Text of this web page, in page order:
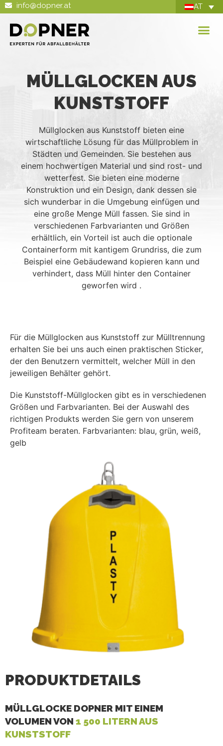
info@dopner.at AT
MÜLLGLOCKEN AUS
KUNSTSTOFF
Müllglocken aus Kunststoff bieten eine
wirtschaftliche Lösung für das Müllproblem in
Städten und Gemeinden. Sie bestehen aus
einem hochwertigen Material und sind rost- und
wetterfest. Sie bieten eine moderne
Konstruktion und ein Design, dank dessen sie
sich wunderbar in die Umgebung einfügen und
eine große Menge Müll fassen. Sie sind in
verschiedenen Farbvarianten und Größen
erhältlich, ein Vorteil ist auch die optionale
Containerform mit kantigem Grundriss, die zum
Beispiel eine Gebäudewand kopieren kann und
verhindert, dass Müll hinter den Container
geworfen wird .
Für die Müllglocken aus Kunststoff zur Mülltrennung
erhalten Sie bei uns auch einen praktischen Sticker,
der den Benutzern vermittelt, welcher Müll in den
jeweiligen Behälter gehört.
Die Kunststoff-Müllglocken gibt es in verschiedenen
Größen und Farbvarianten. Bei der Auswahl des
richtigen Produkts werden Sie gern von unserem
Profiteam beraten. Farbvarianten: blau, grün, weiß,
gelb
PRODUKTDETAILS
MÜLLGLOCKE DOPNER MIT EINEM
VOLUMEN VON 1 500 LITERN AUS
KUNSTSTOFF